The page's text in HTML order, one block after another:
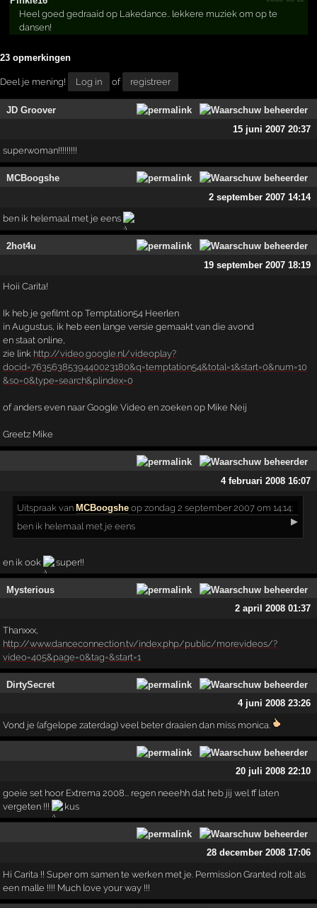
Heel goed gedraaid op Lakedance.. lekkere muziek om op te
dansen!
23 opmerkingen
Deel je mening! Log in of registreer
JD Groover
15 juni 2007 20:37
superwoman!!!!!!!!!
MCBoogshe
2 september 2007 14:14
ben ik helemaal met je eens
2hot4u
19 september 2007 18:19
Hoii Carita!
Ik heb je gefilmt op Temptation54 Heerlen
in Augustus, ik heb een lange versie gemaakt van die avond
en staat online,
zie link http://video.google.nl/videoplay?
docid=7635638539440023180&q=temptation54&total=1&start=0&num=10
&so=0&type=search&plindex=0
of anders even naar Google Video en zoeken op Mike Neij
Greetz Mike
4 februari 2008 16:07
Uitspraak van MCBoogshe op zondag 2 september 2007 om 14:14:
▶
ben ik helemaal met je eens
en ik ook super!!
Mysterious
2 april 2008 01:37
Thanxxx,
http://www.danceconnection.tv/index.php/public/morevideos/?
video=405&page=0&tag=&start=1
DirtySecret
4 juni 2008 23:26
Vond je (afgelope zaterdag) veel beter draaien dan miss monica.
20 juli 2008 22:10
goeie set hoor Extrema 2008... regen neeehh dat heb jij wel ff laten
vergeten !!!
kus
28 december 2008 17:06
Hi Carita !! Super om samen te werken met je. Permission Granted rolt als
een malle !!!! Much love your way !!!